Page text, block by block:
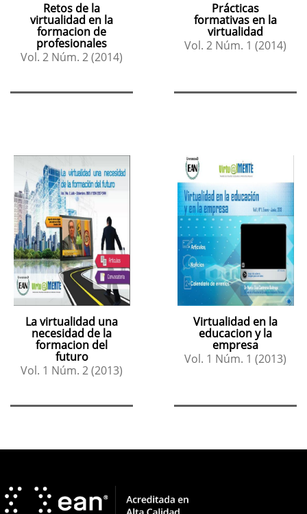
Retos de la
virtualidad en la
formacion de
profesionales
Vol. 2 Núm. 2 (2014)
Prácticas
formativas en la
virtualidad
Vol. 2 Núm. 1 (2014)
La virtualidad una
necesidad de la
formacion del
futuro
Vol. 1 Núm. 2 (2013)
Virtualidad en la
educacion y la
empresa
Vol. 1 Núm. 1 (2013)